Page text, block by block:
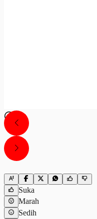
Suka
Marah
Sedih